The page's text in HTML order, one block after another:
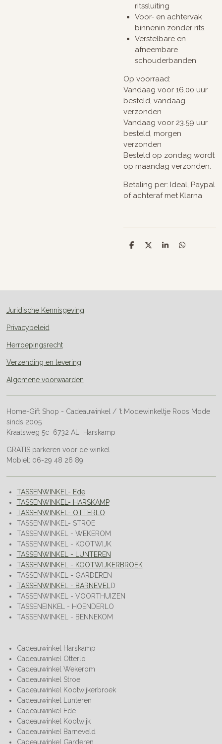
ritssluiting
Voor- en achtervak
binnenin zonder rits.
Verstelbare en
afneembare
schouderbanden
Op voorraad:
Vandaag voor 16.00 uur
besteld, vandaag
verzonden
Vandaag voor 23.59 uur
besteld, morgen
verzonden
Besteld op zondag wordt
op maandag verzonden.
Betaling per: Ideal, Paypal
of achteraf met Klarna
D
D
S
D
Juridische Kennisgeving
Privacybeleid
Herroepingsrecht
Verzending en levering
Algemene voorwaarden
Home-Gift Shop - Cadeauwinkel / 't Modewinkeltje Roos Mode
sinds 2005
Kraatsweg 5c 6732 AL Harskamp
GRATIS parkeren voor de winkel
Mobiel: 06-29 48 26 89
TASSENWINKEL- Ede
TASSENWINKEL- HARSKAMP
TASSENWINKEL- OTTERLO
TASSENWINKEL- STROE
TASSENWINKEL - WEKEROM
TASSENWINKEL - KOOTWIJK
TASSENWINKEL - LUNTEREN
TASSENWINKEL - KOOTWIJKERBROEK
TASSENWINKEL - GARDEREN
TASSENWINKEL - BARNEVEL
D
TASSENWINKEL - VOORTHUIZEN
TASSENEINKEL - HOENDERLO
TASSENWINKEL - BENNEKOM
Cadeauwinkel Harskamp
Cadeauwinkel Otterlo
Cadeauwinkel Wekerom
Cadeauwinkel Stroe
Cadeauwinkel Kootwijkerbroek
Cadeauwinkel Lunteren
Cadeauwinkel Ede
Cadeauwinkel Kootwijk
Cadeauwinkel Barneveld
Cadeauwinkel Garderen